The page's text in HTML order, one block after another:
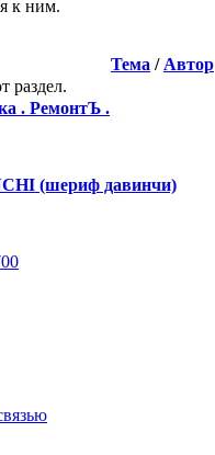
к ним.
Тема / Автор
раздел.
. РемонтЪ .
(шериф давинчи)